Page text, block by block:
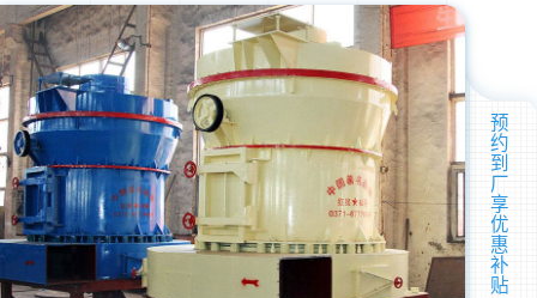
预
约
到
厂
享
优
惠
补
贴